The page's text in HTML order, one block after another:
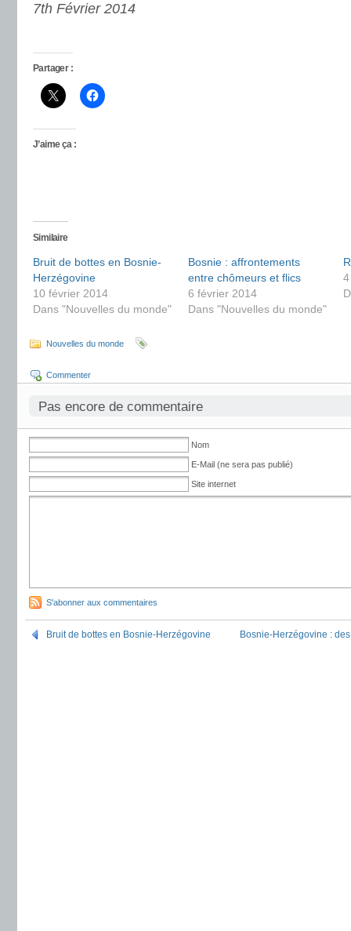
7th Février 2014
Partager :
J’aime ça :
Similaire
Bruit de bottes en Bosnie-
Herzégovine
10 février 2014
Dans "Nouvelles du monde"
Bosnie : affrontements
entre chômeurs et flics
6 février 2014
Dans "Nouvelles du monde"
Nouvelles du monde
Commenter
Pas encore de commentaire
Nom
E-Mail (ne sera pas publié)
Site internet
S'abonner aux commentaires
Bruit de bottes en Bosnie-Herzégovine Bosnie-Herzégovine :